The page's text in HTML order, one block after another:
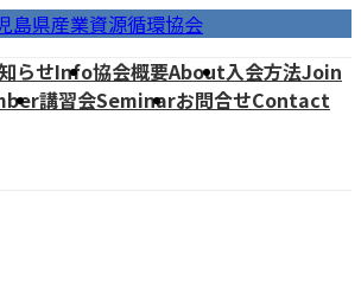
らせInfo協会概要About入会方法Join
講習会Seminarお問合せContact